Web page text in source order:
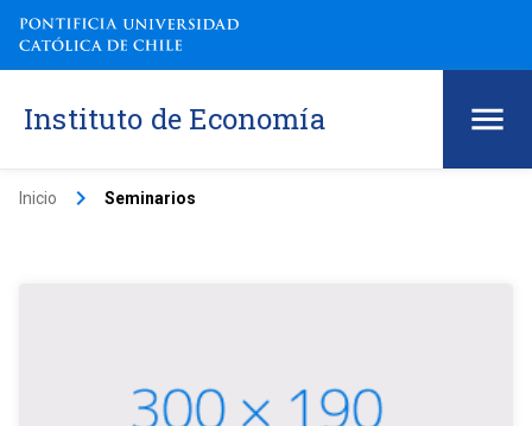
Instituto de Economía
Inicio keyboard_arrow_right Seminarios